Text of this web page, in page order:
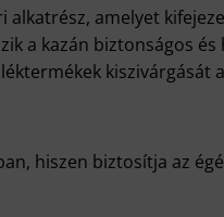
amelyet
a kazán biztonságos és
kiszivárgását
hiszen biztosítja az